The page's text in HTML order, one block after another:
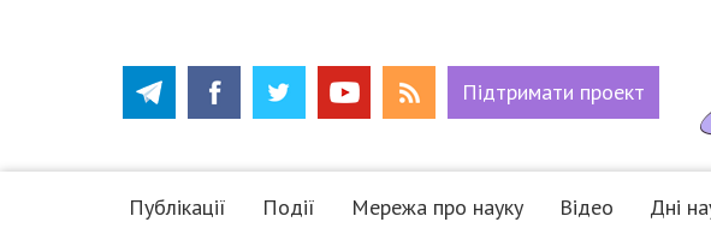
Підтримати проект
Публікації Події Мережа про науку Відео Дні